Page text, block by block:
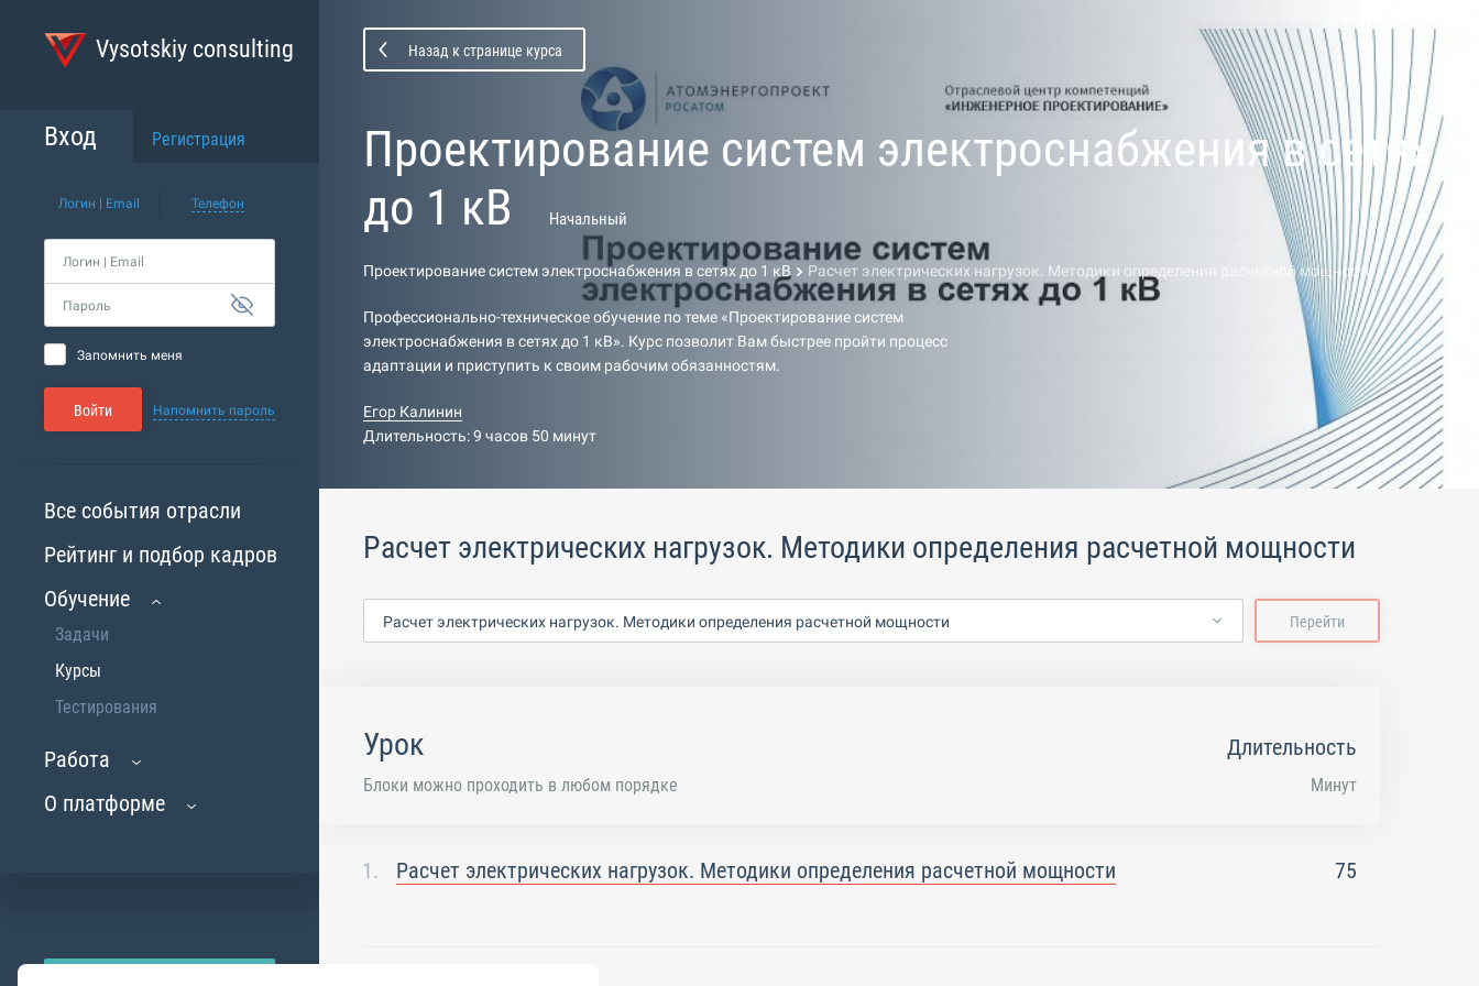
Vysotskiy consulting
Вход Регистрация
Логин | Email Телефон
Логин | Email
Пароль
Запомнить меня
Войти Напомнить пароль
Все события отрасли
Рейтинг и подбор кадров
Обучение
Задачи
Курсы
Тестирования
Работа
О платформе
Назад к странице курса
Проектирование систем электроснабжения в сетях
до 1 кВ
Начальный
Проектирование систем электроснабжения в сетях до 1 кВ Расчет электрических нагрузок. Методики определения расчетной мощности
Профессионально-техническое обучение по теме «Проектирование систем
электроснабжения в сетях до 1 кВ». Курс позволит Вам быстрее пройти процесс
адаптации и приступить к своим рабочим обязанностям.
Егор Калинин
Длительность: 9 часов 50 минут
Расчет электрических нагрузок. Методики определения расчетной мощности
Расчет электрических нагрузок. Методики определения расчетной мощности Перейти
Урок
Блоки можно проходить в любом порядке
Длительность
Минут
Расчет электрических нагрузок. Методики определения расчетной мощности 75